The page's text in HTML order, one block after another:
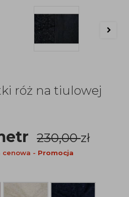
róż na tiulowej
230,00zł
cenowa - Promocja